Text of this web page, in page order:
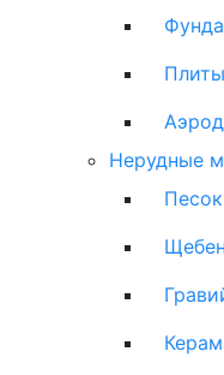
Нерудные